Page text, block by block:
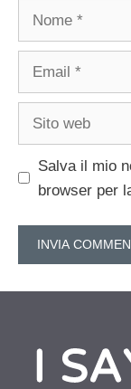
Nome
Email
Sito
Salva il mio
browser per